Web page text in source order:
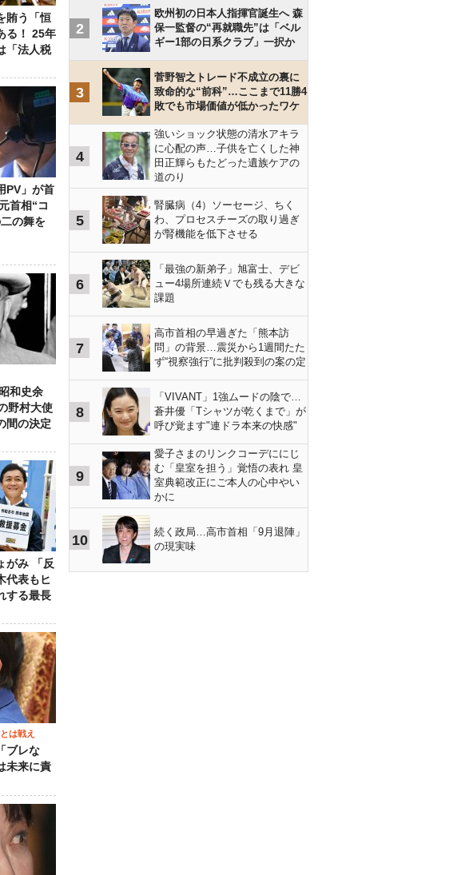
賄う「恒
る！ 25年
「法人税
PV」が首
首相“コ
の舞を
和史余
野村大使
間の決定
がみ 「反
代表もヒ
する最長
は戦え
ブレな
未来に責
2
欧州初の日本人指揮官誕生へ 森
保一監督の“再就職先”は「ベル
ギー1部の日系クラブ」一択か
3
菅野智之トレード不成立の裏に
致命的な“前科”…ここまで11勝4
敗でも市場価値が低かったワケ
4
強いショック状態の清水アキラ
に心配の声…子供を亡くした神
田正輝らもたどった遺族ケアの
道のり
5
腎臓病（4）ソーセージ、ちく
わ、プロセスチーズの取り過ぎ
が腎機能を低下させる
6
「最強の新弟子」旭富士、デビ
ュー4場所連続Ｖでも残る大きな
課題
7
高市首相の早過ぎた「熊本訪
問」の背景…震災から1週間たた
ず“視察強行”に批判殺到の案の定
8
「VIVANT」1強ムードの陰で…
蒼井優「Tシャツが乾くまで」が
呼び覚ます"連ドラ本来の快感"
9
愛子さまのリンクコーデににじ
む「皇室を担う」覚悟の表れ 皇
室典範改正にご本人の心中やい
かに
10
続く政局…高市首相「9月退陣」
の現実味